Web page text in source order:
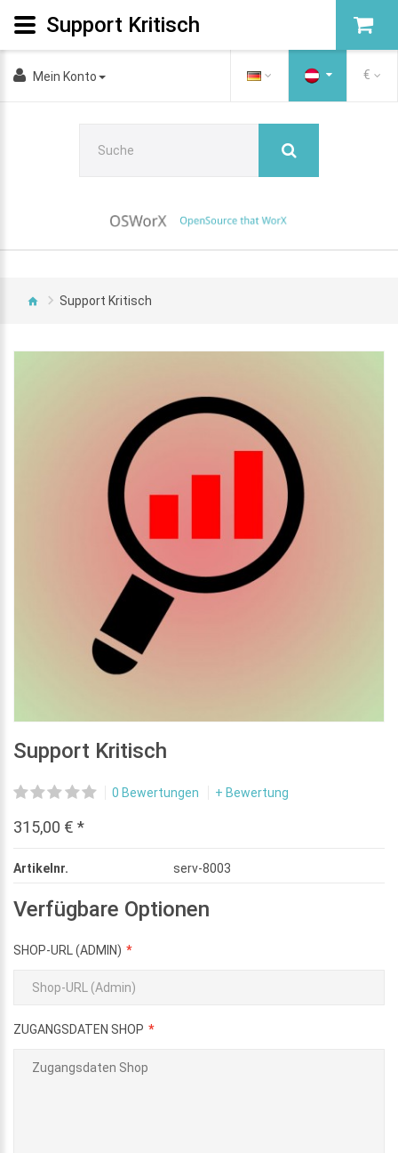
Mein Konto €
Support Kritisch
Support Kritisch
0 Bewertungen + Bewertung
315,00 € *
Artikelnr. serv-8003
Verfügbare Optionen
SHOP-URL (ADMIN)
ZUGANGSDATEN SHOP
Support Kritisch